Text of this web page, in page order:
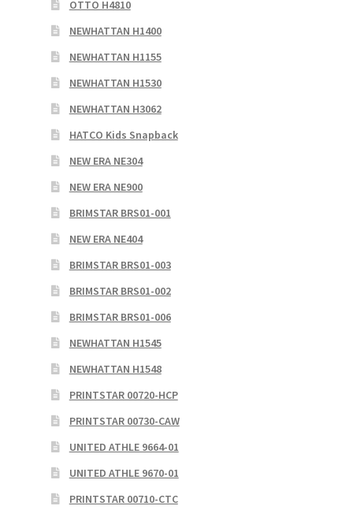
OTTO H4810
NEWHATTAN H1400
NEWHATTAN H1155
NEWHATTAN H1530
NEWHATTAN H3062
HATCO Kids Snapback
NEW ERA NE304
NEW ERA NE900
BRIMSTAR BRS01-001
NEW ERA NE404
BRIMSTAR BRS01-003
BRIMSTAR BRS01-002
BRIMSTAR BRS01-006
NEWHATTAN H1545
NEWHATTAN H1548
PRINTSTAR 00720-HCP
PRINTSTAR 00730-CAW
UNITED ATHLE 9664-01
UNITED ATHLE 9670-01
PRINTSTAR 00710-CTC